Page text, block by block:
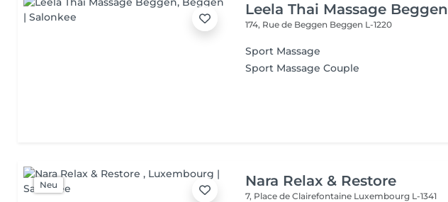
Leela Thai Massage Beggen
174, Rue de Beggen Beggen L-1220
Sport Massage
Sport Massage Couple
Neu Nara Relax & Restore
7, Place de Clairefontaine Luxembourg L-1341